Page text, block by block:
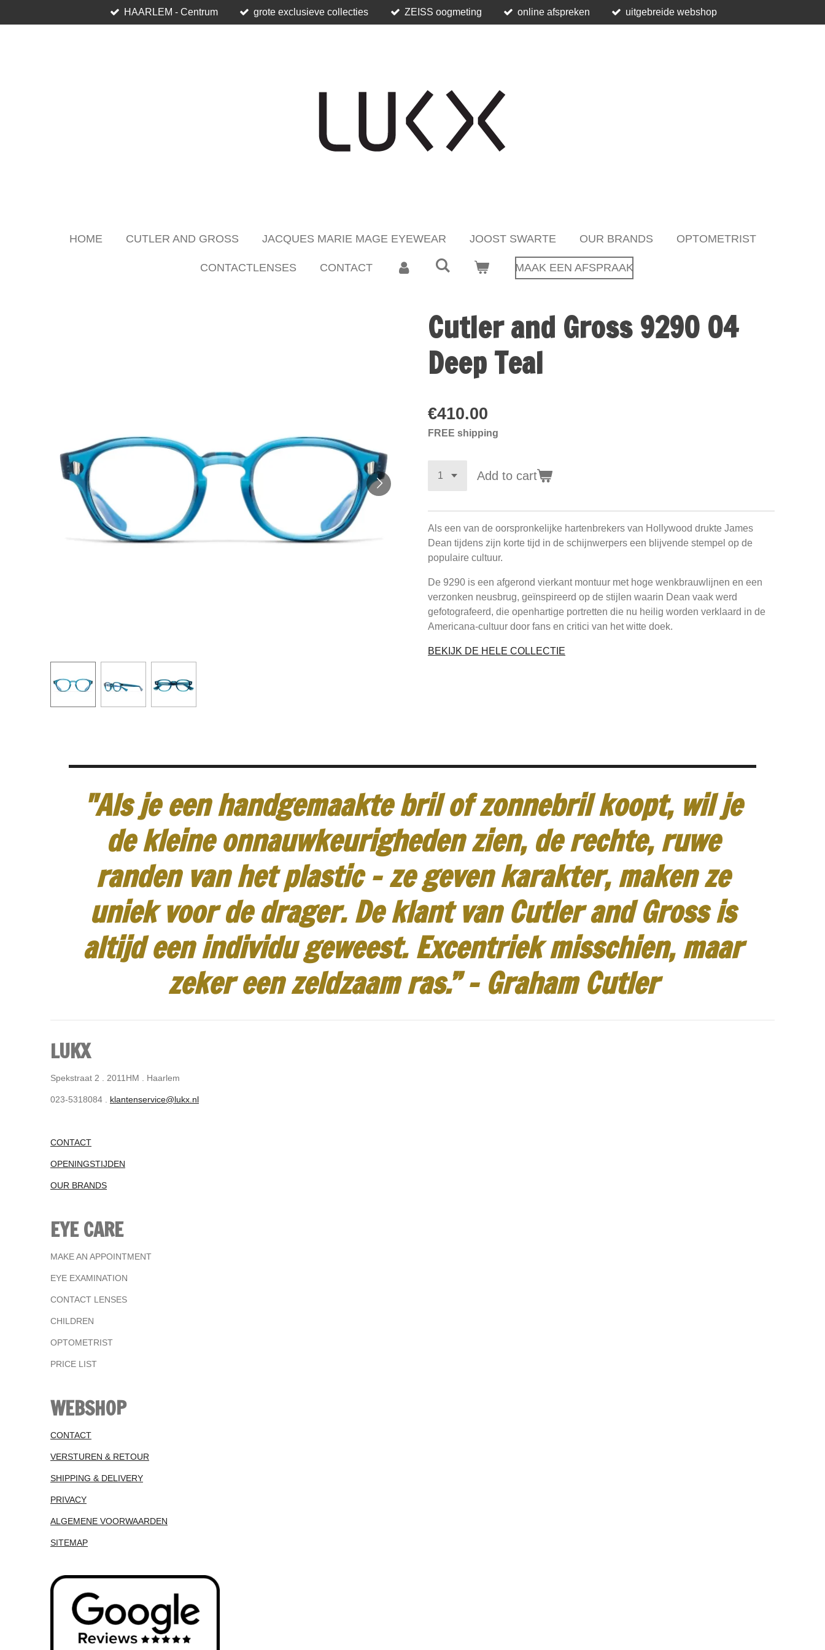
to
HAARLEM - Centrum grote exclusieve collecties ZEISS oogmeting online afspreken uitgebreide webshop
HOME CUTLER AND GROSS JACQUES MARIE MAGE EYEWEAR JOOST SWARTE OUR BRANDS OPTOMETRIST
CONTACTLENSES CONTACT MAAK EEN AFSPRAAK
Cutler and Gross 9290 04
Deep Teal
€410.00
FREE shipping
Add to cart
Als een van de oorspronkelijke hartenbrekers van Hollywood drukte James
Dean tijdens zijn korte tijd in de schijnwerpers een blijvende stempel op de
populaire cultuur.
De 9290 is een afgerond vierkant montuur met hoge wenkbrauwlijnen en een
verzonken neusbrug, geïnspireerd op de stijlen waarin Dean vaak werd
gefotografeerd, die openhartige portretten die nu heilig worden verklaard in de
Americana-cultuur door fans en critici van het witte doek.
BEKIJK DE HELE COLLECTIE
"Als je een handgemaakte bril of zonnebril koopt, wil je
de kleine onnauwkeurigheden zien, de rechte, ruwe
randen van het plastic - ze geven karakter, maken ze
uniek voor de drager. De klant van Cutler and Gross is
altijd een individu geweest. Excentriek misschien, maar
zeker een zeldzaam ras.” - Graham Cutler
LUKX
Spekstraat 2 . 2011HM . Haarlem
023-5318084 . klantenservice@lukx.nl
CONTACT
OPENINGSTIJDEN
OUR BRANDS
EYE CARE
MAKE AN APPOINTMENT
EYE EXAMINATION
CONTACT LENSES
CHILDREN
OPTOMETRIST
PRICE LIST
WEBSHOP
CONTACT
VERSTUREN & RETOUR
SHIPPING & DELIVERY
PRIVACY
ALGEMENE VOORWAARDEN
SITEMAP